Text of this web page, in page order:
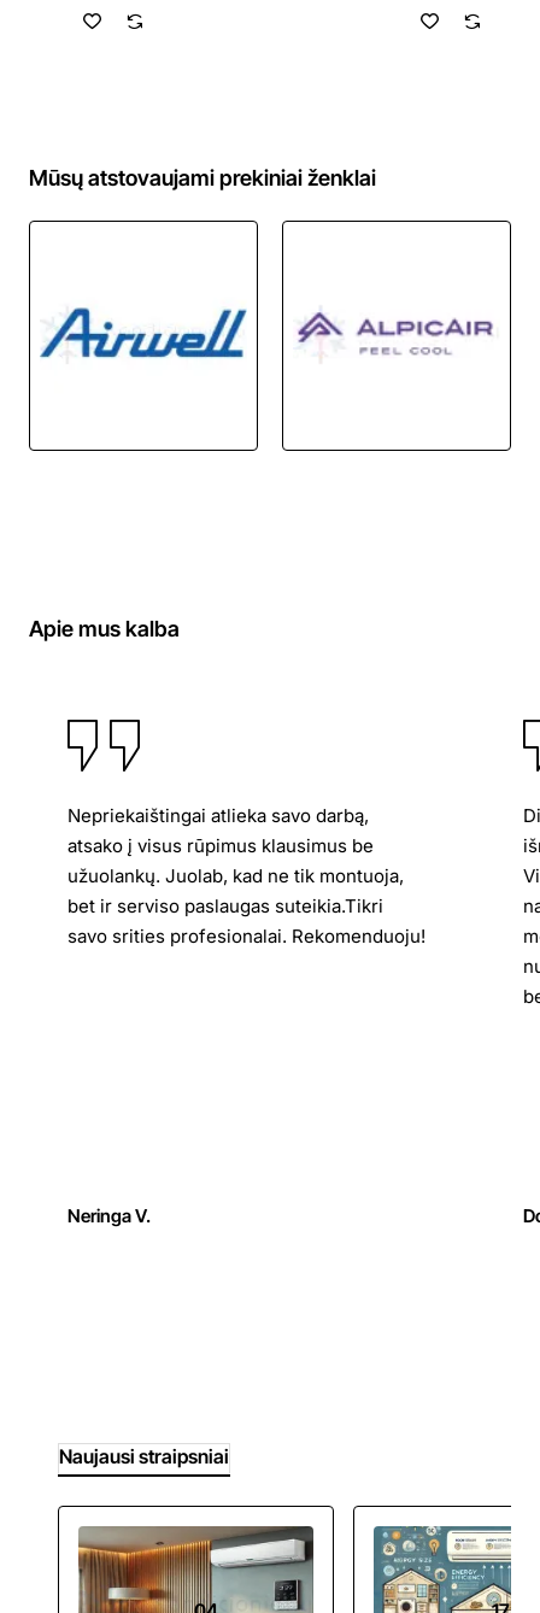
Mūsų atstovaujami prekiniai ženklai
Apie mus kalba
Nepriekaištingai atlieka savo darbą,
atsako į visus rūpimus klausimus be
užuolankų. Juolab, kad ne tik montuoja,
bet ir serviso paslaugas suteikia.Tikri
savo srities profesionalai. Rekomenduoju!
Neringa V.
Naujausi straipsniai